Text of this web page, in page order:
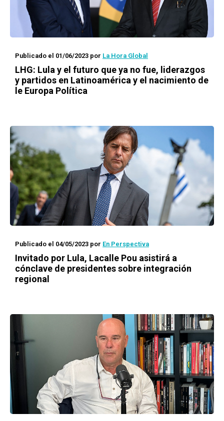
Publicado el 01/06/2023 por La Hora Global
LHG: Lula y el futuro que ya no fue, liderazgos
y partidos en Latinoamérica y el nacimiento de
le Europa Política
Publicado el 04/05/2023 por En Perspectiva
Invitado por Lula, Lacalle Pou asistirá a
cónclave de presidentes sobre integración
regional